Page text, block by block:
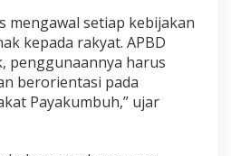
mengawal setiap kebijakan
kepada rakyat. APBD
penggunaannya harus
berorientasi pada
Payakumbuh,” ujar